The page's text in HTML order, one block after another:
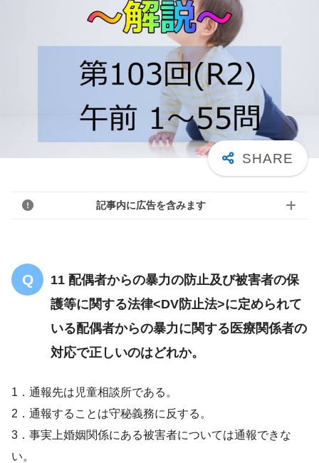
記事内に広告を含みます
11 配偶者からの暴力の防止及び被害者の保
護等に関する法律<DV防止法>に定められて
いる配偶者からの暴力に関する医療関係者の
対応で正しいのはどれか。
1．通報先は児童相談所である。
2．通報することは守秘義務に反する。
3．事実上婚姻関係にある被害者については通報できな
い。